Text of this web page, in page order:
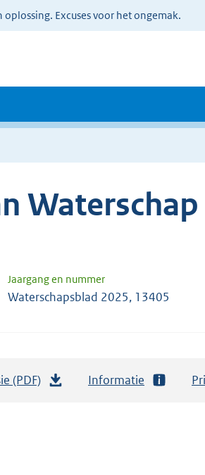
Excuses voor het ongemak.
Waterschap
Jaargang en nummer
Waterschapsblad 2025, 13405
(PDF) Informatie